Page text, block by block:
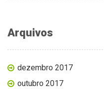
Arquivos
dezembro 2017
outubro 2017